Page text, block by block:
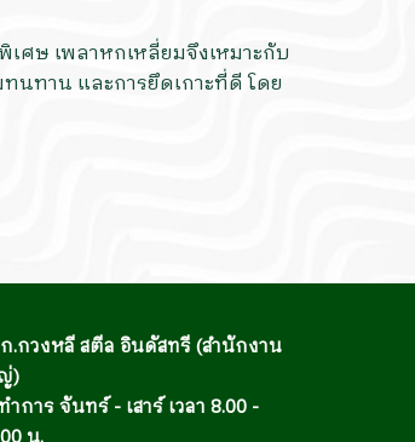
ศษ เพลาหกเหลี่ยมจึงเหมาะกับ
นทาน และการยึดเกาะที่ดี โดย
.กวงหลี สตีล อินดัสทรี (สำนักงาน
)
ำการ จันทร์ - เสาร์ เวลา 8.00 -